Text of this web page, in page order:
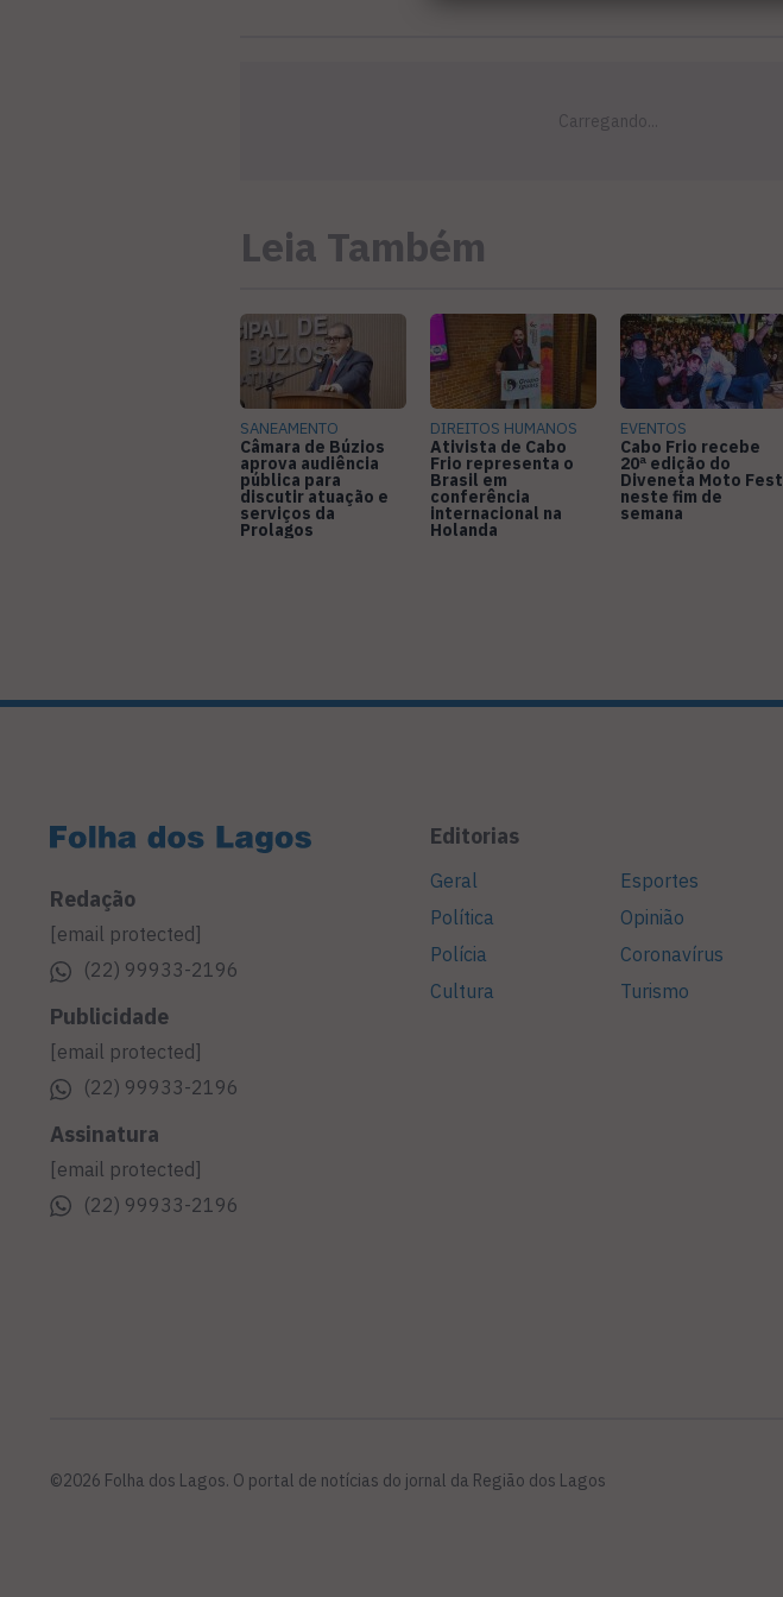
Leia Também
SANEAMENTO
Câmara de Búzios
aprova audiência
pública para
discutir atuação e
serviços da
Prolagos
DIREITOS HUMANOS
Ativista de Cabo
Frio representa o
Brasil em
conferência
internacional na
Holanda
EVENTOS
Cabo Frio recebe
20ª edição do
Diveneta Moto Fest
neste fim de
semana
Redação
[email protected]
(22) 99933-2196
Publicidade
[email protected]
(22) 99933-2196
Assinatura
[email protected]
(22) 99933-2196
Editorias
Geral
Política
Polícia
Cultura
Esportes
Opinião
Coronavírus
Turismo
©2026 Folha dos Lagos. O portal de notícias do jornal da Região dos Lagos